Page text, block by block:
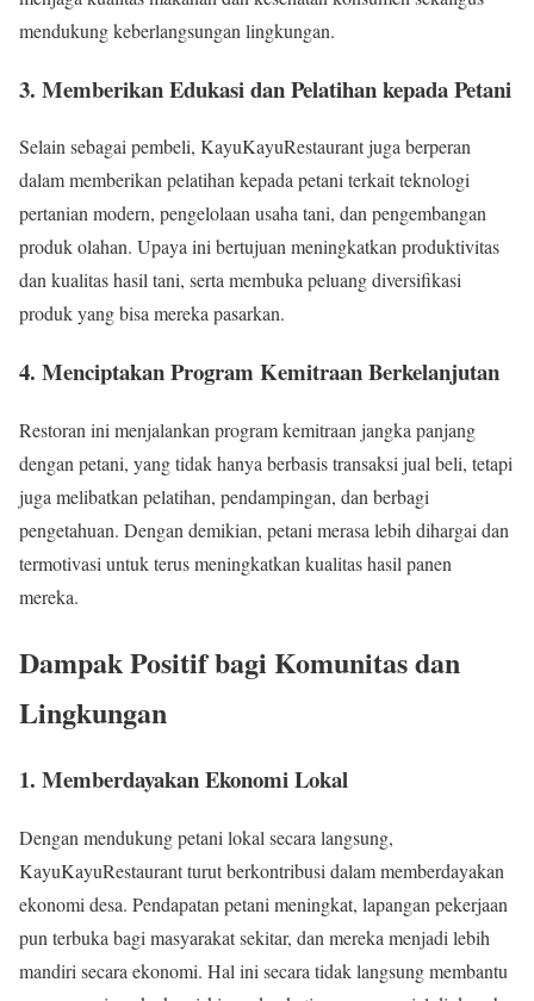
mendukung keberlangsungan lingkungan.
3. Memberikan Edukasi dan Pelatihan kepada Petani
Selain sebagai pembeli, KayuKayuRestaurant juga berperan
dalam memberikan pelatihan kepada petani terkait teknologi
pertanian modern, pengelolaan usaha tani, dan pengembangan
produk olahan. Upaya ini bertujuan meningkatkan produktivitas
dan kualitas hasil tani, serta membuka peluang diversifikasi
produk yang bisa mereka pasarkan.
4. Menciptakan Program Kemitraan Berkelanjutan
Restoran ini menjalankan program kemitraan jangka panjang
dengan petani, yang tidak hanya berbasis transaksi jual beli, tetapi
juga melibatkan pelatihan, pendampingan, dan berbagi
pengetahuan. Dengan demikian, petani merasa lebih dihargai dan
termotivasi untuk terus meningkatkan kualitas hasil panen
mereka.
Dampak Positif bagi Komunitas dan
Lingkungan
1. Memberdayakan Ekonomi Lokal
Dengan mendukung petani lokal secara langsung,
KayuKayuRestaurant turut berkontribusi dalam memberdayakan
ekonomi desa. Pendapatan petani meningkat, lapangan pekerjaan
pun terbuka bagi masyarakat sekitar, dan mereka menjadi lebih
mandiri secara ekonomi. Hal ini secara tidak langsung membantu